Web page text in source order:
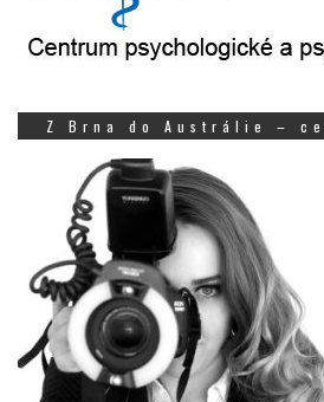
Z Brna do Austrálie –